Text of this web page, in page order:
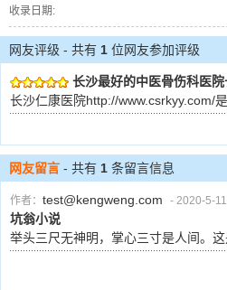
收录日期:
网友评级 - 共有 1 位网友参加评级
长沙最好的中医骨伤科医
长沙仁康医院http://www.csrkyy.com/
网友留言 - 共有 1 条留言信息
作者： test@kengweng.com - 2020-5-
坑翁小说
举头三尺无神明，掌心三寸是人间。